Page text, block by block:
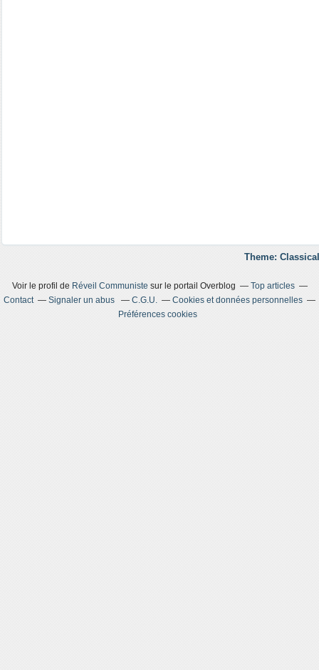
Theme:
Voir le profil de Réveil Communiste sur le portail Overblog
Top articles
Contact
Signaler un abus C.G.U.
Cookies et données personnelles
Préférences cookies